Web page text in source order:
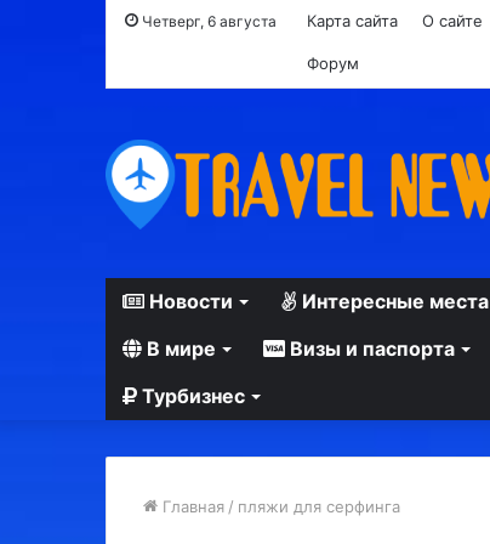
Четверг, 6 августа Карта сайта О сайте
Форум
Новости Интересные места
В мире
Визы и паспорта
Турбизнес
Главная / пляжи для серфинга